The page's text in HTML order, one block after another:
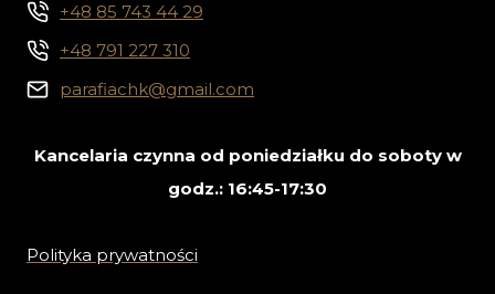
+48 85 743 44 29
+48 791 227 310
parafiachk@gmail.com
Kancelaria czynna od poniedziałku do soboty w
godz.: 16:45-17:30
Polityka prywatności